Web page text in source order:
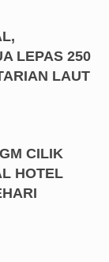
LEPAS 250
LAUT
CILIK
HOTEL